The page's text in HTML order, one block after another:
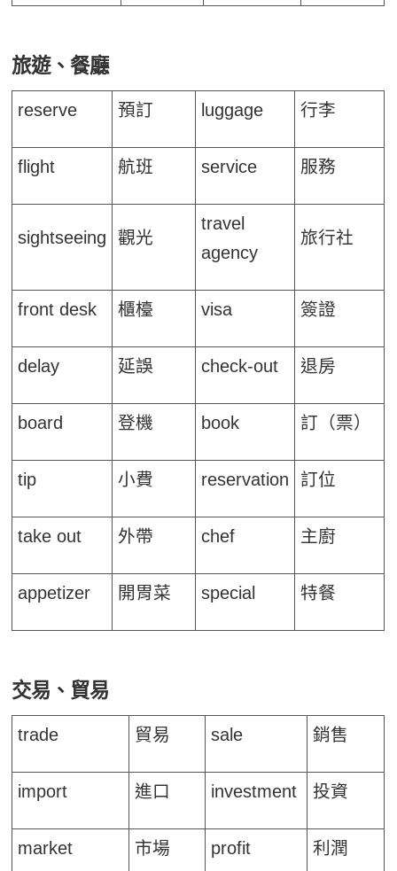
旅遊、餐廳
reserve 預訂 luggage 行李
flight 航班 service 服務
sightseeing 觀光
travel
agency
旅行社
front desk 櫃檯 visa 簽證
delay 延誤 check-out 退房
board 登機 book 訂（票）
tip 小費 reservation 訂位
take out 外帶 chef 主廚
appetizer 開胃菜 special 特餐
交易、貿易
trade 貿易 sale 銷售
import 進口 investment 投資
market 市場 profit 利潤